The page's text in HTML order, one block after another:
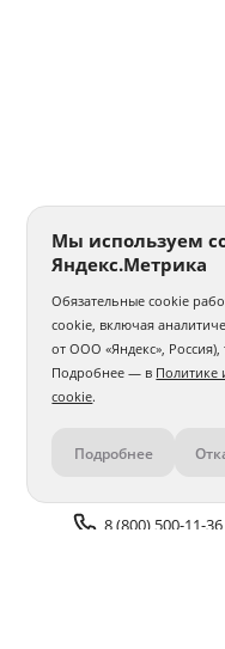
Контакты
8 (800) 500-11-36
Мы используем
Яндекс.Метрика
Обязательные cookie
cookie, включая
от ООО «Яндекс», Россия),
Подробнее — в Политике
cookie.
Подробнее